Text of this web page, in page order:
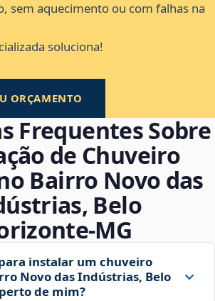
sem aquecimento ou com falhas na
soluciona!
ORÇAMENTO
Frequentes Sobre
de Chuveiro
Bairro Novo das
Belo
instalar um chuveiro
Novo das Indústrias, Belo
de mim?